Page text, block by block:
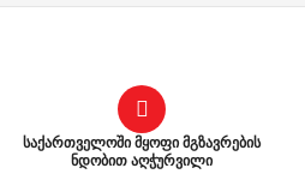
საქართველოში მყოფი მგზავრების
ნდობით აღჭურვილი